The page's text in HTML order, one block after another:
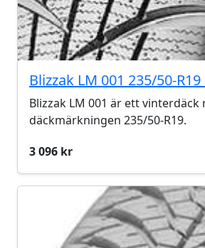
Blizzak LM 001 235/50-R19
Blizzak LM 001 är ett vinterdäck
däckmärkningen 235/50-R19.
3 096 kr